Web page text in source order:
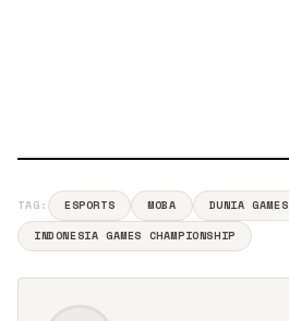
TAG: ESPORTS MOBA DUNIA GAMES
INDONESIA GAMES CHAMPIONSHIP